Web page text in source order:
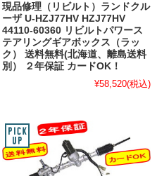
現品修理（リビルト）ランドクル
ーザ U-HZJ77HV HZJ77HV
44110-60360 リビルトパワース
テアリングギアボックス（ラッ
ク） 送料無料(北海道、離島送料
別） ２年保証 カードOK！
¥58,520(税込)